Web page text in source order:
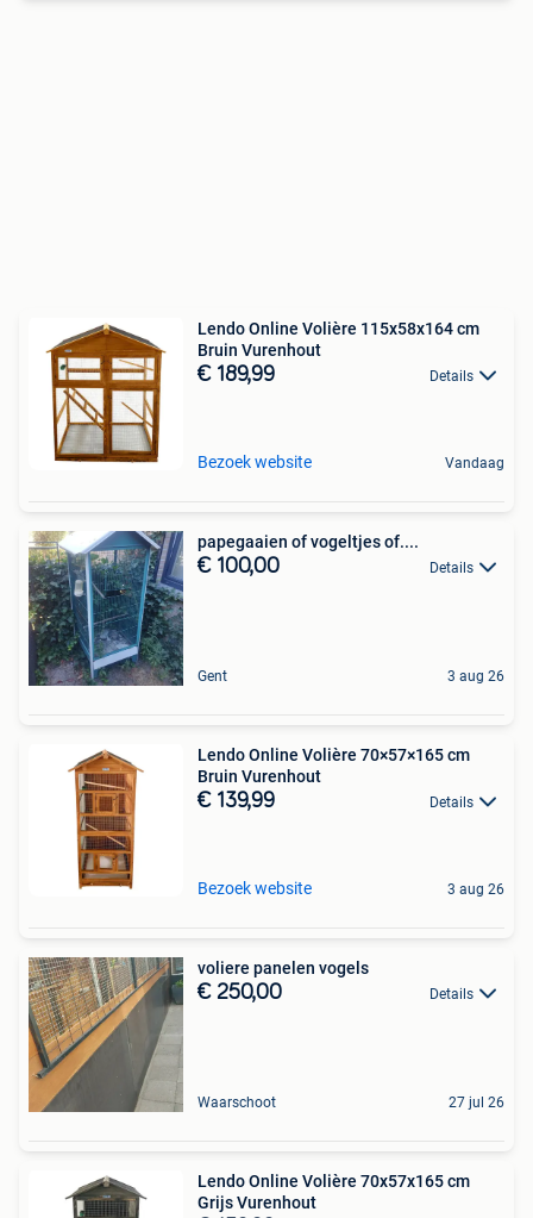
Lendo Online Volière 115x58x164 cm
Bruin Vurenhout
€ 189,99 Details
Bezoek website Vandaag
papegaaien of vogeltjes of....
€ 100,00 Details
Gent 3 aug 26
Lendo Online Volière 70×57×165 cm
Bruin Vurenhout
€ 139,99 Details
Bezoek website 3 aug 26
voliere panelen vogels
€ 250,00 Details
Waarschoot 27 jul 26
Lendo Online Volière 70x57x165 cm
Grijs Vurenhout